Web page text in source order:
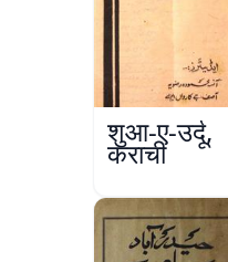
शुआ-ए-उर्दू,
कराची